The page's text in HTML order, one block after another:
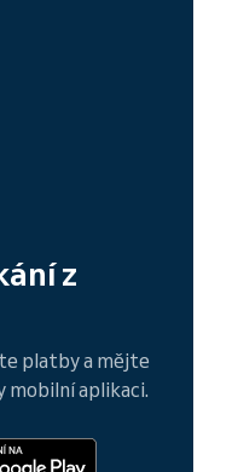
z
platby a mějte
mobilní aplikaci.